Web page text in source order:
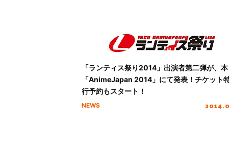
「ランティス祭り2014」出演者第二弾が、本
「AnimeJapan 2014」にて発表！チケット
行予約もスタート！
NEWS